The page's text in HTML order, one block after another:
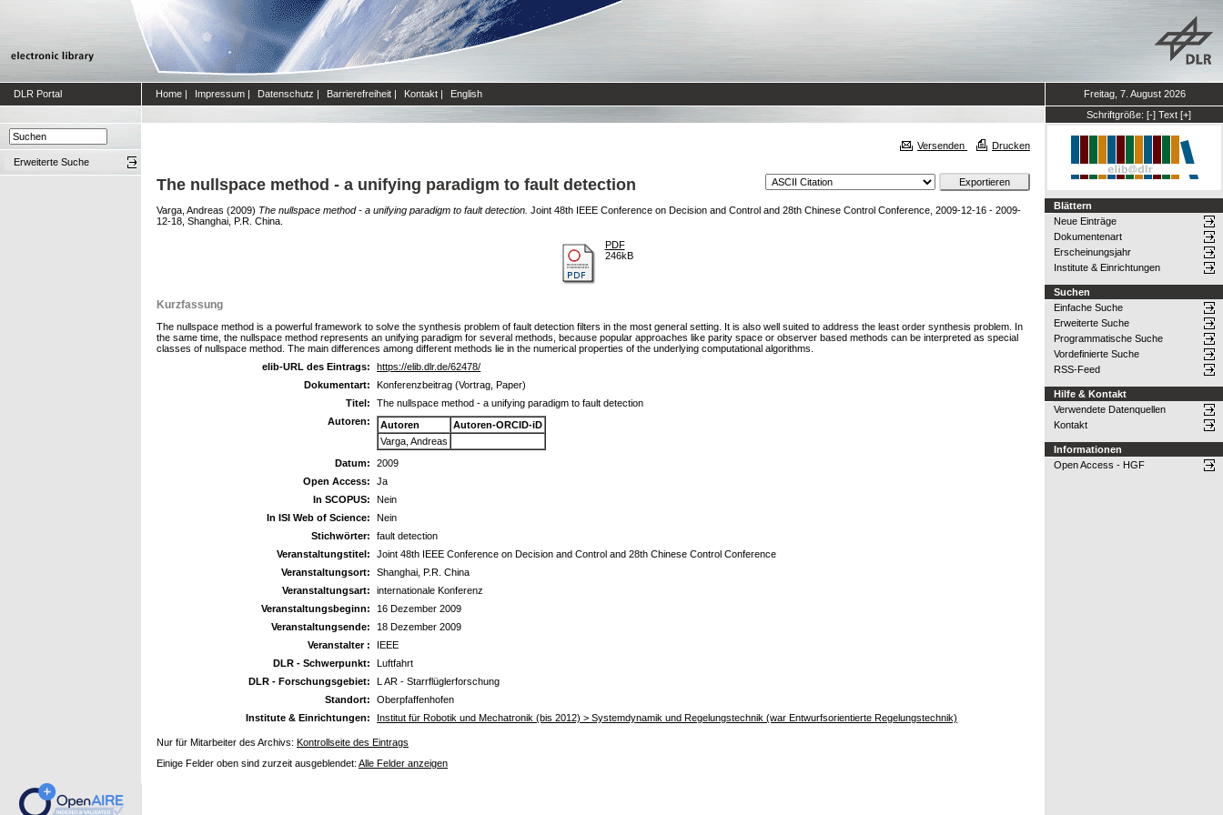
DLR Portal Home | Impressum | Datenschutz | Barrierefreiheit | Kontakt | English
Freitag, 7. August 2026
Schriftgröße: [-] Text [+]
Erweiterte Suche
Versenden Drucken
The nullspace method - a unifying paradigm to fault detection
Varga, Andreas (2009) The nullspace method - a unifying paradigm to fault detection. Joint 48th IEEE Conference on Decision and Control and 28th Chinese Control Conference, 2009-12-16 - 2009-
12-18, Shanghai, P.R. China.
PDF
246kB
Kurzfassung
The nullspace method is a powerful framework to solve the synthesis problem of fault detection filters in the most general setting. It is also well suited to address the least order synthesis problem. In
the same time, the nullspace method represents an unifying paradigm for several methods, because popular approaches like parity space or observer based methods can be interpreted as special
classes of nullspace method. The main differences among different methods lie in the numerical properties of the underlying computational algorithms.
elib-URL des Eintrags:
https://elib.dlr.de/62478/
Dokumentart:
Konferenzbeitrag (Vortrag, Paper)
Titel:
The nullspace method - a unifying paradigm to fault detection
Autoren:
Autoren
Autoren-ORCID-iD
Varga, Andreas
Datum:
2009
Open Access:
Ja
In SCOPUS:
Nein
In ISI Web of Science:
Nein
Stichwörter:
fault detection
Veranstaltungstitel:
Joint 48th IEEE Conference on Decision and Control and 28th Chinese Control Conference
Veranstaltungsort:
Shanghai, P.R. China
Veranstaltungsart:
internationale Konferenz
Veranstaltungsbeginn:
16 Dezember 2009
Veranstaltungsende:
18 Dezember 2009
Veranstalter :
IEEE
DLR - Schwerpunkt:
Luftfahrt
DLR - Forschungsgebiet:
L AR - Starrflüglerforschung
Standort:
Oberpfaffenhofen
Institute & Einrichtungen:
Institut für Robotik und Mechatronik (bis 2012) > Systemdynamik und Regelungstechnik (war Entwurfsorientierte Regelungstechnik)
Nur für Mitarbeiter des Archivs: Kontrollseite des Eintrags
Einige Felder oben sind zurzeit ausgeblendet: Alle Felder anzeigen
Blättern
Neue Einträge
Dokumentenart
Erscheinungsjahr
Institute & Einrichtungen
Suchen
Einfache Suche
Erweiterte Suche
Programmatische Suche
Vordefinierte Suche
RSS-Feed
Hilfe & Kontakt
Verwendete Datenquellen
Kontakt
Informationen
Open Access - HGF